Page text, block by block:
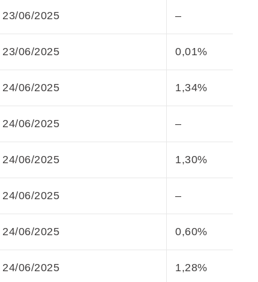
23/06/2025 –
23/06/2025 0,01%
24/06/2025 1,34%
24/06/2025 –
24/06/2025 1,30%
24/06/2025 –
24/06/2025 0,60%
24/06/2025 1,28%